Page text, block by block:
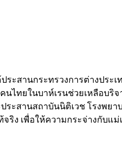
ระสานกระทรวงการต่างประ
นไทยในบาห์เรนช่วยเหลือบริ
ระสานสถาบันนิติเวช โรงพยา
จริง เพื่อให้ความกระจ่างกับแ